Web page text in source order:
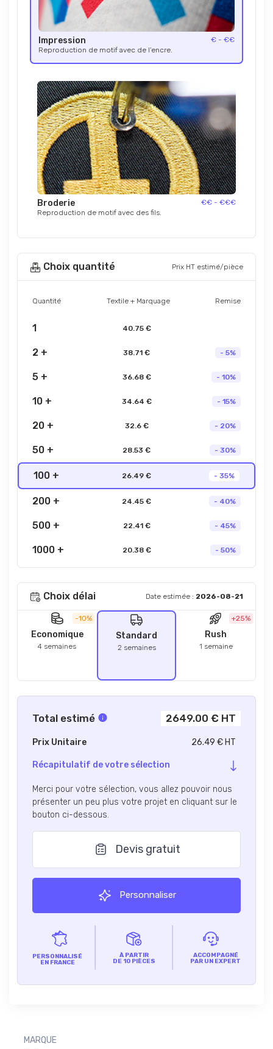
Impression
€ - €€
Reproduction de motif avec de l’encre.
Broderie
€€ - €€€
Reproduction de motif avec des fils.
Choix quantité Prix HT estimé/pièce
Quantité Textile + Marquage Remise
1 40.75 €
2 + 38.71 € - 5%
5 + 36.68 € - 10%
10 + 34.64 € - 15%
20 + 32.6 € - 20%
50 + 28.53 € - 30%
100 + 26.49 € - 35%
200 + 24.45 € - 40%
500 + 22.41 € - 45%
1000 + 20.38 € - 50%
Choix délai Date estimée : 2026-08-21
-10%
Economique
4 semaines
Standard
2 semaines
+25%
Rush
1 semaine
Total estimé 2649.00 € HT
Prix Unitaire 26.49 € HT
Récapitulatif de votre sélection
Merci pour votre sélection, vous allez pouvoir nous
présenter un peu plus votre projet en cliquant sur le
bouton ci-dessous.
Devis gratuit
Personnaliser
PERSONNALISÉ
EN FRANCE
À PARTIR
DE 10 PIÈCES
ACCOMPAGNÉ
PAR UN EXPERT
MARQUE